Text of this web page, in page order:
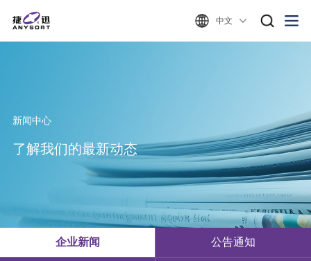
中文
新闻中心
了解我们的最新动态
企业新闻 公告通知